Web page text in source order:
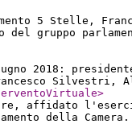
5 Stelle,
gruppo
2018:
Silvestri,
>
affidato
della Camera.